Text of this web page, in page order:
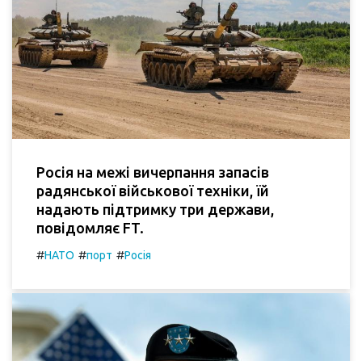
Росія на межі вичерпання запасів
радянської військової техніки, їй
надають підтримку три держави,
повідомляє FT.
#НАТО #порт #Росія